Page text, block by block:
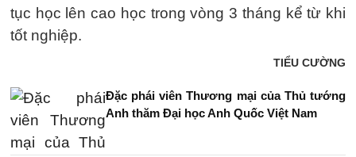
tục học lên cao học trong vòng 3 tháng kể từ khi
tốt nghiệp.
TIỂU CƯỜNG
Đặc phái viên Thương mại của Thủ tướng
Anh thăm Đại học Anh Quốc Việt Nam